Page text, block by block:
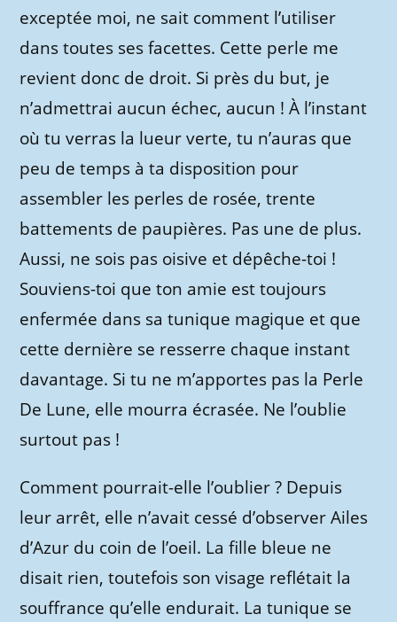
exceptée moi, ne sait comment l’utiliser
dans toutes ses facettes. Cette perle me
revient donc de droit. Si près du but, je
n’admettrai aucun échec, aucun ! À l’instant
où tu verras la lueur verte, tu n’auras que
peu de temps à ta disposition pour
assembler les perles de rosée, trente
battements de paupières. Pas une de plus.
Aussi, ne sois pas oisive et dépêche-toi !
Souviens-toi que ton amie est toujours
enfermée dans sa tunique magique et que
cette dernière se resserre chaque instant
davantage. Si tu ne m’apportes pas la Perle
De Lune, elle mourra écrasée. Ne l’oublie
surtout pas !
Comment pourrait-elle l’oublier ? Depuis
leur arrêt, elle n’avait cessé d’observer Ailes
d’Azur du coin de l’oeil. La fille bleue ne
disait rien, toutefois son visage reflétait la
souffrance qu’elle endurait. La tunique se